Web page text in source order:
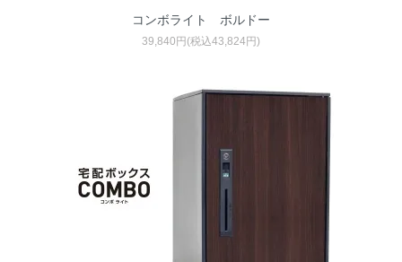
コンボライト ボルドー
39,840円(税込43,824円)